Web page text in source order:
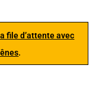
file d’attente avec
.